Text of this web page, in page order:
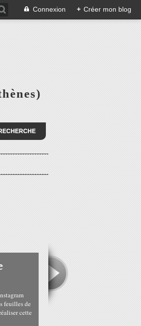
Connexion + Créer mon blog
feuilles de
cette